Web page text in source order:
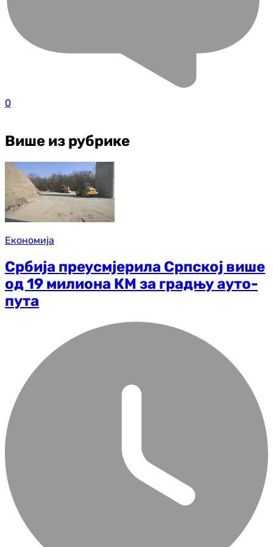
0
Више из рубрике
Економија
Србија преусмјерила Српској више
од 19 милиона КМ за градњу ауто-
пута